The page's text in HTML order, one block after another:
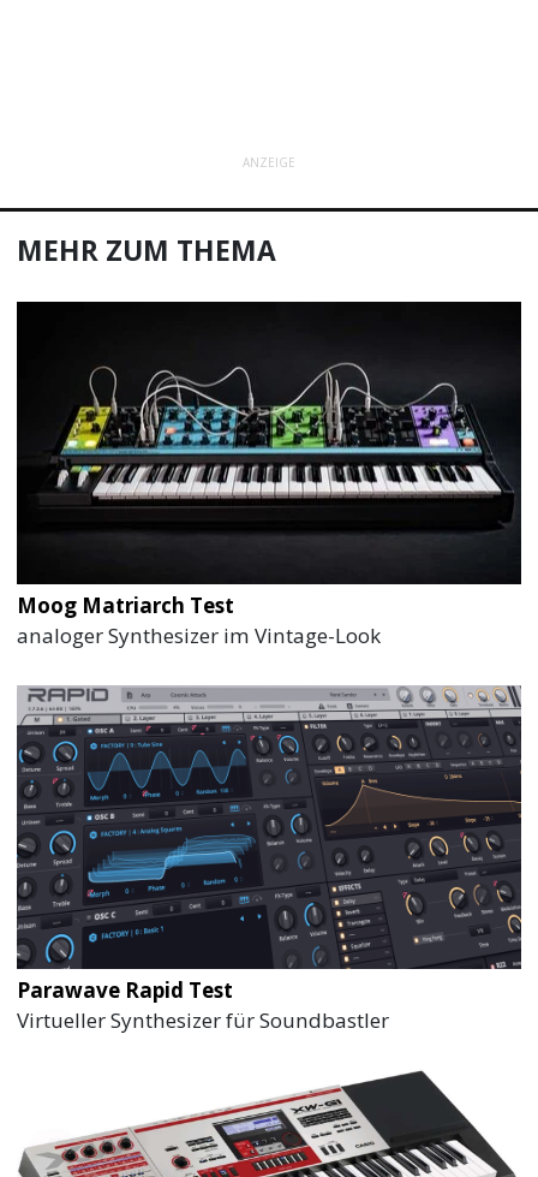
ANZEIGE
MEHR ZUM THEMA
Moog Matriarch Test
analoger Synthesizer im Vintage-Look
Parawave Rapid Test
Virtueller Synthesizer für Soundbastler